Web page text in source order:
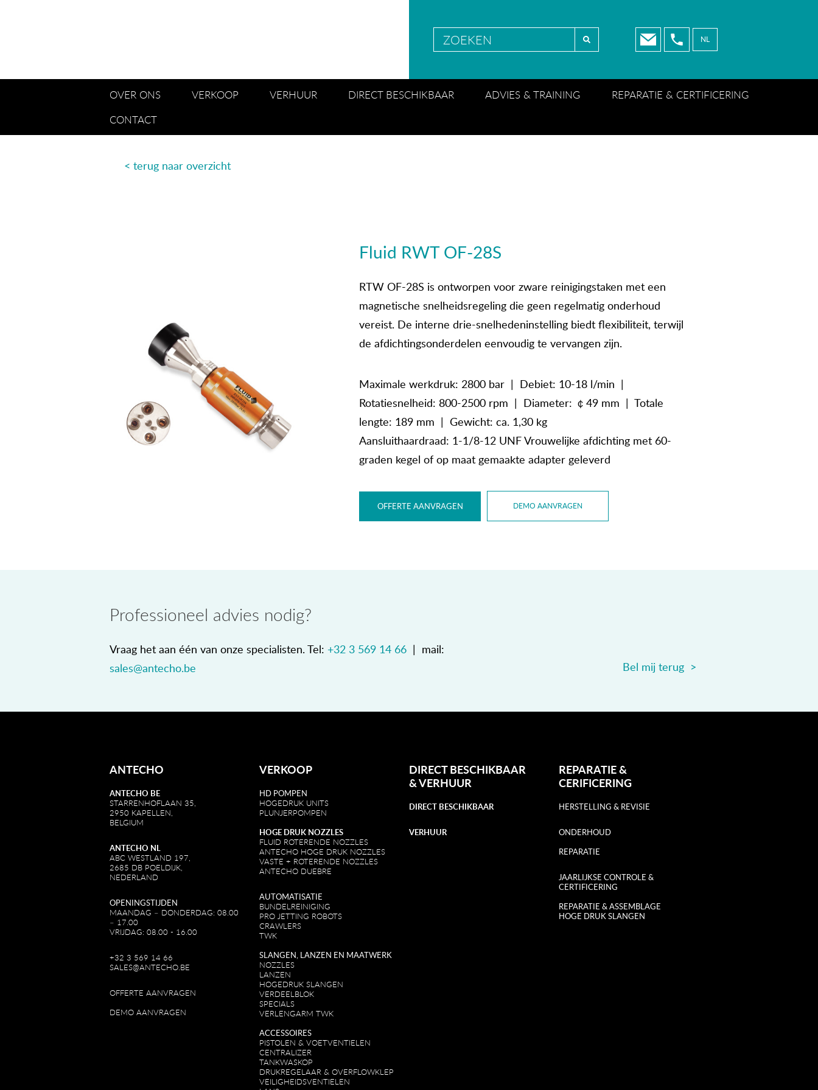
NL
OVER ONS VERKOOP VERHUUR DIRECT BESCHIKBAAR ADVIES & TRAINING
REPARATIE & CERTIFICERING
CONTACT
< terug naar overzicht
Fluid RWT OF-28S
RTW OF-28S is ontworpen voor zware reinigingstaken met een
magnetische snelheidsregeling die geen regelmatig onderhoud
vereist. De interne drie-snelhedeninstelling biedt flexibiliteit, terwijl
de afdichtingsonderdelen eenvoudig te vervangen zijn.
Maximale werkdruk: 2800 bar | Debiet: 10-18 l/min |
Rotatiesnelheid: 800-2500 rpm | Diameter: ￠49 mm | Totale
lengte: 189 mm | Gewicht: ca. 1,30 kg
Aansluithaardraad: 1-1/8-12 UNF Vrouwelijke afdichting met 60-
graden kegel of op maat gemaakte adapter geleverd
OFFERTE AANVRAGEN DEMO AANVRAGEN
Professioneel advies nodig?
Vraag het aan één van onze specialisten. Tel: +32 3 569 14 66 | mail:
sales@antecho.be
Bel mij terug >
ANTECHO
ANTECHO BE
STARRENHOFLAAN 35,
2950 KAPELLEN,
BELGIUM
ANTECHO NL
ABC WESTLAND 197,
2685 DB POELDIJK,
NEDERLAND
OPENINGSTIJDEN
MAANDAG – DONDERDAG: 08.00
– 17.00
VRIJDAG: 08.00 - 16.00
+32 3 569 14 66
SALES@ANTECHO.BE
OFFERTE AANVRAGEN
DEMO AANVRAGEN
VERKOOP
HD POMPEN
HOGEDRUK UNITS
PLUNJERPOMPEN
HOGE DRUK NOZZLES
FLUID ROTERENDE NOZZLES
ANTECHO HOGE DRUK NOZZLES
VASTE + ROTERENDE NOZZLES
ANTECHO DUEBRE
AUTOMATISATIE
BUNDELREINIGING
PRO JETTING ROBOTS
CRAWLERS
TWK
SLANGEN, LANZEN EN MAATWERK
NOZZLES
LANZEN
HOGEDRUK SLANGEN
VERDEELBLOK
SPECIALS
VERLENGARM TWK
ACCESSOIRES
PISTOLEN & VOETVENTIELEN
CENTRALIZER
TANKWASKOP
DRUKREGELAAR & OVERFLOWKLEP
VEILIGHEIDSVENTIELEN
DIRECT BESCHIKBAAR
&VERHUUR
DIRECT BESCHIKBAAR
VERHUUR
REPARATIE &
CERIFICERING
HERSTELLING & REVISIE
ONDERHOUD
REPARATIE
JAARLIJKSE CONTROLE &
CERTIFICERING
REPARATIE & ASSEMBLAGE
HOGE DRUK SLANGEN